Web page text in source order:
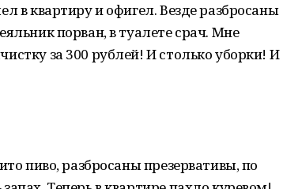
в квартиру и офигел. Везде разбросаны
порван, в туалете срач. Мне
за 300 рублей! И столько уборки! И
пиво, разбросаны презервативы, по